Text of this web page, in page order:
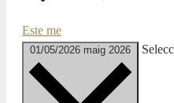
Este me
01/05/2026 maig 2026